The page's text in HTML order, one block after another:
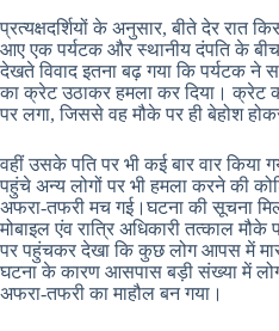
प्रत्यक्षदर्शियों के अनुसार, बीते देर रात
आए एक पर्यटक और स्थानीय दंपति के बीच
देखते विवाद इतना बढ़ गया कि पर्यटक ने
का क्रेट उठाकर हमला कर दिया। क्रेट
पर लगा, जिससे वह मौके पर ही बेहोश
वहीं उसके पति पर भी कई बार वार किया
पहुंचे अन्य लोगों पर भी हमला करने की
अफरा-तफरी मच गई।घटना की सूचना
मोबाइल एंव रात्रि अधिकारी तत्काल
पर पहुंचकर देखा कि कुछ लोग आपस में
घटना के कारण आसपास बड़ी संख्या में
अफरा-तफरी का माहौल बन गया।